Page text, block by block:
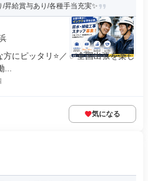
昇給賞与あり/各種手当充実✨
にピッタリ⭐／ ✅全国出張を楽し
気になる